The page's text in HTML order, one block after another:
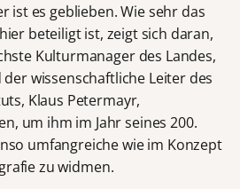
ist es geblieben. Wie sehr das
beteiligt ist, zeigt sich daran,
Kulturmanager des Landes,
wissenschaftliche Leiter des
Klaus Petermayr,
um ihm im Jahr seines 200.
umfangreiche wie im Konzept
zu widmen.